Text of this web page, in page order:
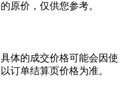
原价，仅供您参考。
体的成交价格可能会因使
订单结算页价格为准。